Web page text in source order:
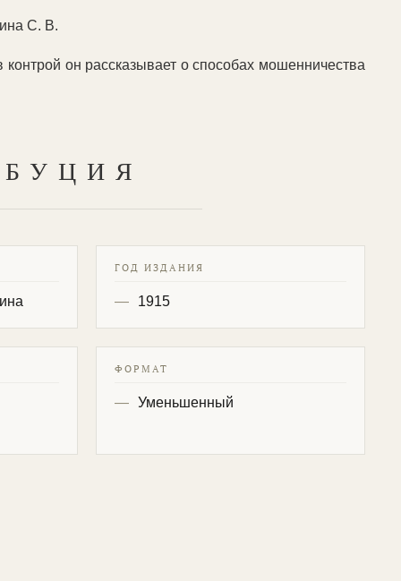
С. В.
он рассказывает о способах мошенничества
ГОД ИЗДАНИЯ
1915
ФОРМАТ
Уменьшенный